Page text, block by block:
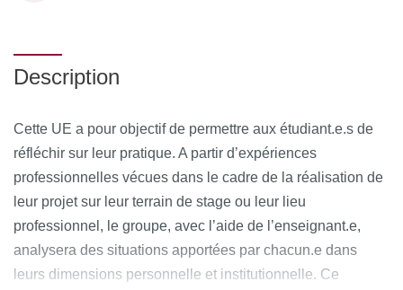
Description
Cette UE a pour objectif de permettre aux étudiant.e.s de
réfléchir sur leur pratique. A partir d’expériences
professionnelles vécues dans le cadre de la réalisation de
leur projet sur leur terrain de stage ou leur lieu
professionnel, le groupe, avec l’aide de l’enseignant.e,
analysera des situations apportées par chacun.e dans
leurs dimensions personnelle et institutionnelle. Ce